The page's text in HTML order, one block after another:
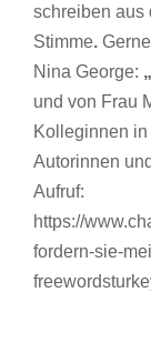
schreiben aus
Stimme.
Nina George: „
und von Frau
Kolleginnen
Autorinnen
Aufruf:
https://
fordern-sie-